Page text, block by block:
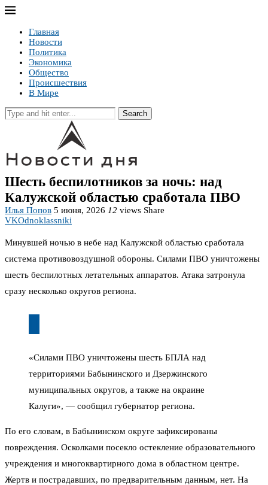
Главная
Новости
Политика
Экономика
Общество
Происшествия
В Мире
Search
Шесть беспилотников за ночь: над
Калужской областью сработала ПВО
Илья Попов 5 июня, 2026 12 views Share
VKOdnoklassniki
Минувшей ночью в небе над Калужской областью сработала
система противовоздушной обороны. Силами ПВО уничтожены
шесть беспилотных летательных аппаратов. Атака затронула
сразу несколько округов региона.
«Силами ПВО уничтожены шесть БПЛА над
территориями Бабынинского и Дзержинского
муниципальных округов, а также на окраине
Калуги», — сообщил губернатор региона.
По его словам, в Бабынинском округе зафиксированы
повреждения. Осколками посекло остекление образовательного
учреждения и многоквартирного дома в областном центре.
Жертв и пострадавших, по предварительным данным, нет. На